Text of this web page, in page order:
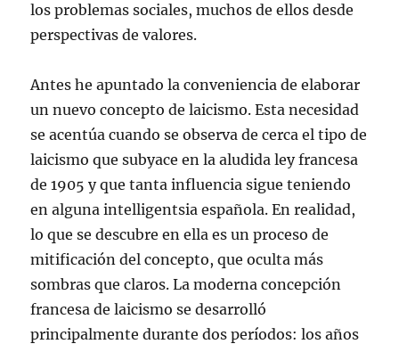
los problemas sociales, muchos de ellos desde
perspectivas de valores.
Antes he apuntado la conveniencia de elaborar
un nuevo concepto de laicismo. Esta necesidad
se acentúa cuando se observa de cerca el tipo de
laicismo que subyace en la aludida ley francesa
de 1905 y que tanta influencia sigue teniendo
en alguna intelligentsia española. En realidad,
lo que se descubre en ella es un proceso de
mitificación del concepto, que oculta más
sombras que claros. La moderna concepción
francesa de laicismo se desarrolló
principalmente durante dos períodos: los años